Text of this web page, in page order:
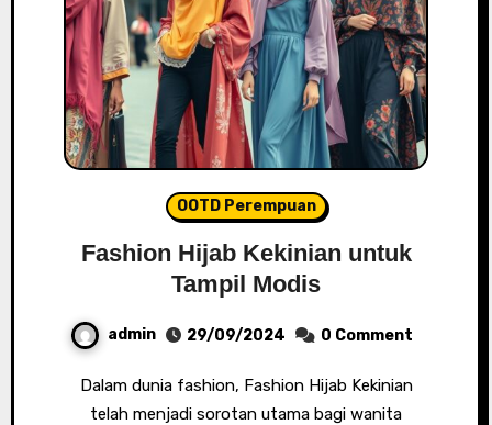
OOTD Perempuan
Fashion Hijab Kekinian untuk
Tampil Modis
admin 29/09/2024 0 Comment
Dalam dunia fashion, Fashion Hijab Kekinian
telah menjadi sorotan utama bagi wanita